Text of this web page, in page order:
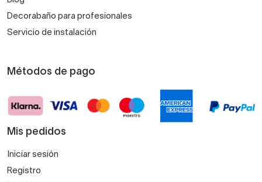
Decorabaño para profesionales
Servicio de instalación
Métodos de pago
Mis pedidos
Iniciar sesión
Registro